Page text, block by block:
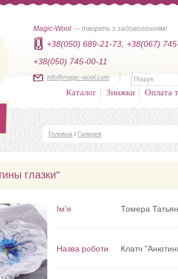
Magic-Wool — творіть з задоволенням!
+38(050) 689-21-73,
+38(067)
+38(050) 745-00-11
info@magic-wool.com
Каталог Знижки Оплата
Головна / Галерея
глазки"
Ім'я Томера
Назва роботи Клатч